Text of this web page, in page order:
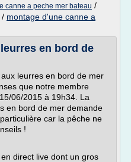
canne a peche mer bateau /
/ montage d'une canne a
en bord de
leurres en bord de mer
que notre membre
06/2015 à 19h34. La
en bord de mer demande
car la pêche ne
!
direct live dont un gros